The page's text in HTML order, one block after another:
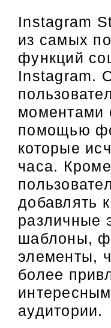
Instagram
из самых
функций
Instagram.
моментами
помощью
которые
часа. Кроме
добавлять
различные
шаблоны,
элементы,
более
аудитории.